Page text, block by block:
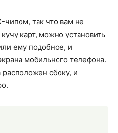
чипом, так что вам не
карт, можно установить
ему подобное, и
мобильного телефона.
расположен сбоку, и